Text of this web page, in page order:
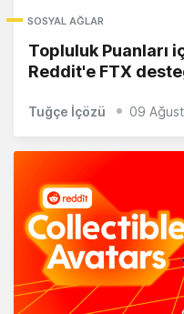
SOSYAL AĞLAR
Topluluk Puanları
Reddit'e FTX
Tuğçe İçözü 09